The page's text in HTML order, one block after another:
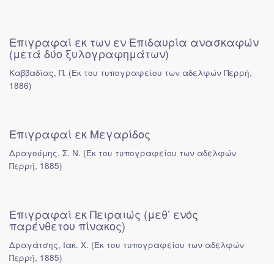
Επιγραφαί εκ των εν Επιδαυρία ανασκαφών
(μετά δύο ξυλογραφημάτων)
Καββαδίας, Π. (Εκ του τυπογραφείου των αδελφών Περρή,
1886)
Επιγραφαί εκ Μεγαρίδος
Δραγούμης, Σ. Ν. (Εκ του τυπογραφείου των αδελφών
Περρή, 1885)
Επιγραφαί εκ Πειραιώς (μεθ’ ενός
παρένθετου πίνακος)
Δραγάτσης, Ιακ. Χ. (Εκ του τυπογραφείου των αδελφών
Περρή, 1885)